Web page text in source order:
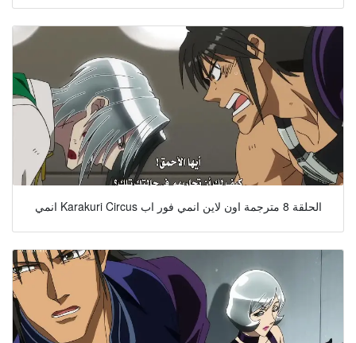
انمي Karakuri Circus الحلقة 8 مترجمة اون لاين انمي فور اب